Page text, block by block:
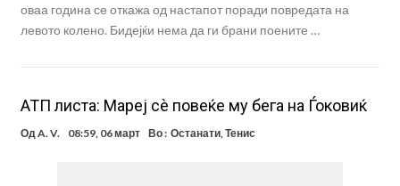
оваа година се откажа од настапот поради повредата на
левото колено. Бидејќи нема да ги брани поените …
АТП листа: Мареј сè повеќе му бега на Ѓоковиќ
Од A. V. 08:59, 06 март Во : Останати, Тенис